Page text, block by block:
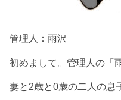
管理人：雨沢
初めまして。管理人の「
妻と2歳と0歳の二人の息